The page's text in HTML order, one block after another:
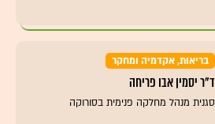
בריאות, אקדמיה ומחקר
ד"ר יסמין אבו פריחה
סגנית מנהל מחלקה פנימית בסורוקה